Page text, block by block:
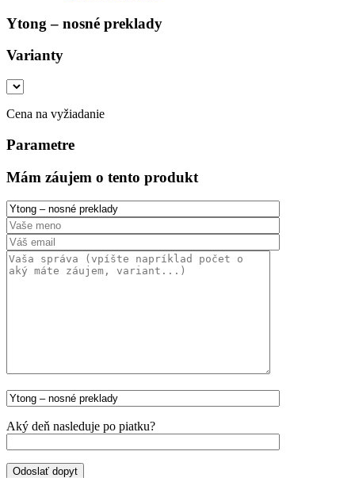
Ytong – nosné preklady
Varianty
Cena na vyžiadanie
Parametre
Mám záujem o tento produkt
Aký deň nasleduje po piatku?